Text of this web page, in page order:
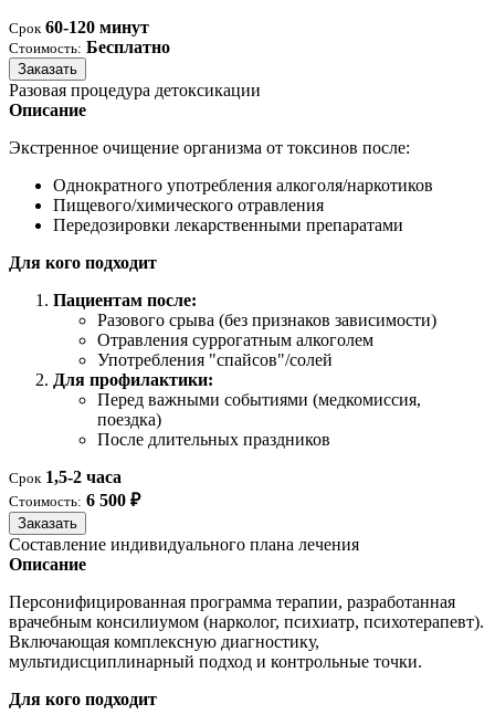
Срок 60-120 минут
Стоимость: Бесплатно
Заказать
Разовая процедура детоксикации
Описание
Экстренное очищение организма от токсинов после:
Однократного употребления алкоголя/наркотиков
Пищевого/химического отравления
Передозировки лекарственными препаратами
Для кого подходит
Пациентам после:
Разового срыва (без признаков зависимости)
Отравления суррогатным алкоголем
Употребления "спайсов"/солей
Для профилактики:
Перед важными событиями (медкомиссия,
поездка)
После длительных праздников
Срок 1,5-2 часа
Стоимость: 6 500 ₽
Заказать
Составление индивидуального плана лечения
Описание
Персонифицированная программа терапии, разработанная
врачебным консилиумом (нарколог, психиатр, психотерапевт).
Включающая комплексную диагностику,
мультидисциплинарный подход и контрольные точки.
Для кого подходит